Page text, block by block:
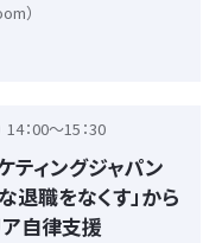
）
：00～15：30
ティングジャパン
退職をなくす」から
ア自律支援